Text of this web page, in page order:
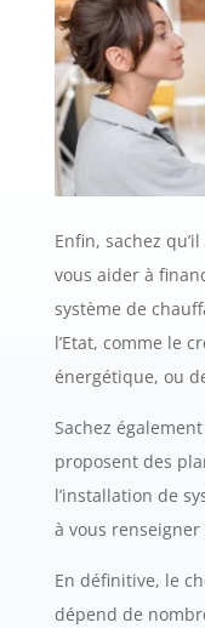
Enfin, sachez
vous aider à
système de
l’Etat, comme le
énergétique, ou
Sachez
proposent des
l’installation de
à vous
En définitive, le
dépend de